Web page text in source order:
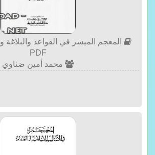
المعجم الميسر في القواعد والبلاغة
PDF
محمد أمين ضناوي